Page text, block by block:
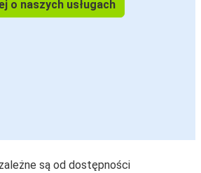
o naszych usługach
są od dostępności